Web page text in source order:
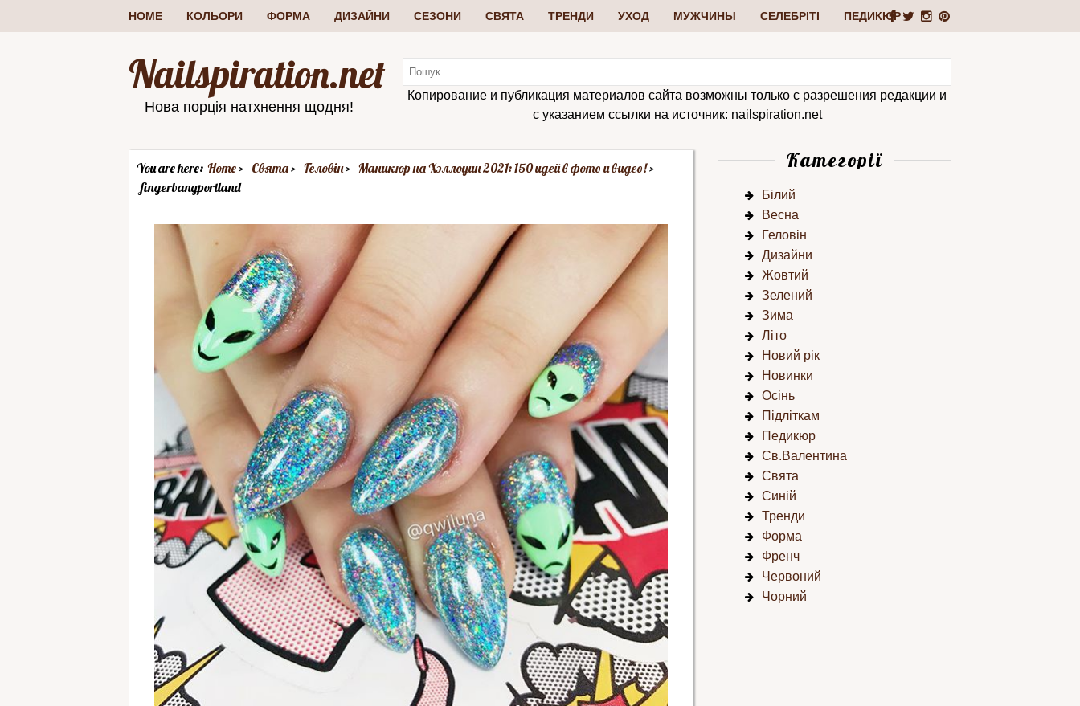
HOME КОЛЬОРИ ФОРМА ДИЗАЙНИ СЕЗОНИ СВЯТА ТРЕНДИ УХОД МУЖЧИНЫ СЕЛЕБРІТІ ПЕДИКЮР
Nailspiration.net
Нова порція натхнення щодня!
Копирование и публикация материалов сайта возможны только с разрешения редакции и
с указанием ссылки на источник: nailspiration.net
You are here: Home Свята Геловін
Маникюр на Хэллоуин 2021: 150 идей в фото и видео!
fingerbangportland
Категорії
Білий
Весна
Геловін
Дизайни
Жовтий
Зелений
Зима
Літо
Новий рік
Новинки
Осінь
Підліткам
Педикюр
Св.Валентина
Свята
Синій
Тренди
Форма
Френч
Червоний
Чорний